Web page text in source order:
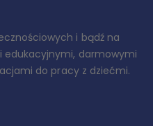
i bądź na
edukacyjnymi, darmowymi
do pracy z dziećmi.